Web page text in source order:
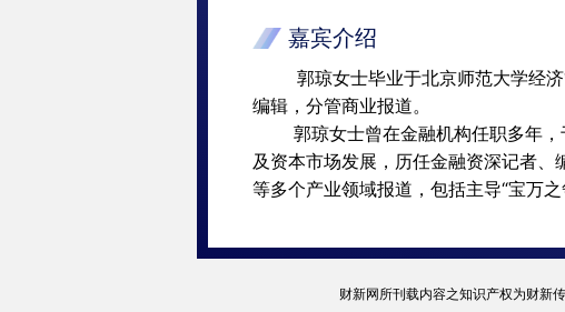
嘉宾介绍
郭琼女士毕业于北京师范大学经济
编辑，分管商业报道。
郭琼女士曾在金融机构任职多年，
及资本市场发展，历任金融资深记者
等多个产业领域报道，包括主导“宝万
财新网所刊载内容之知识产权为财新